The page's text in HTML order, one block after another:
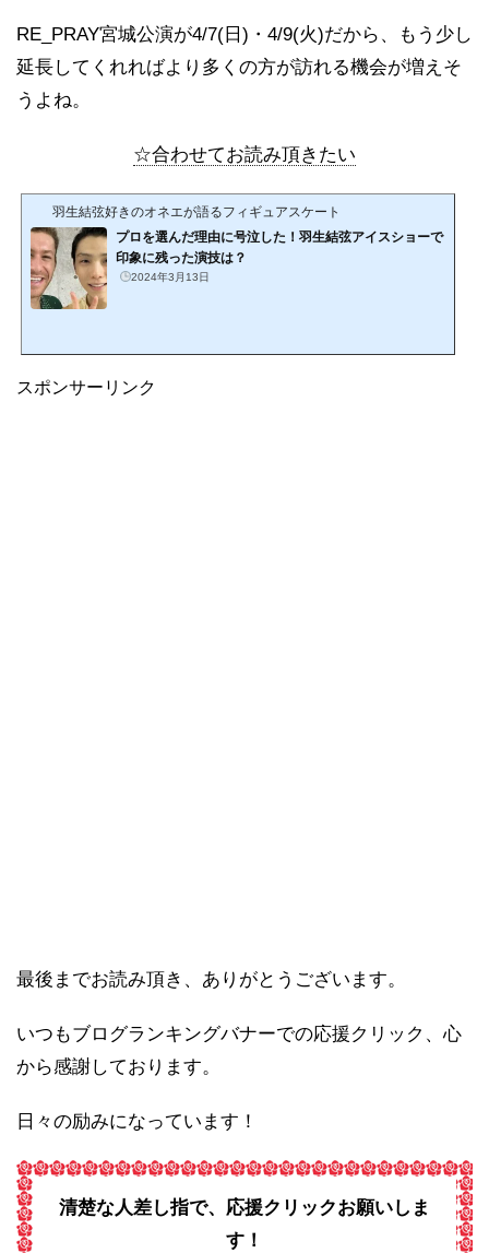
RE_PRAY宮城公演が4/7(日)・4/9(火)だから、もう少し
延長してくれればより多くの方が訪れる機会が増えそ
うよね。
☆合わせてお読み頂きたい
羽生結弦好きのオネエが語るフィギュアスケート
プロを選んだ理由に号泣した！羽生結弦アイスショーで
印象に残った演技は？
2024年3月13日
スポンサーリンク
最後までお読み頂き、ありがとうございます。
いつもブログランキングバナーでの応援クリック、心
から感謝しております。
日々の励みになっています！
清楚な人差し指で、応援クリックお願いしま
す！